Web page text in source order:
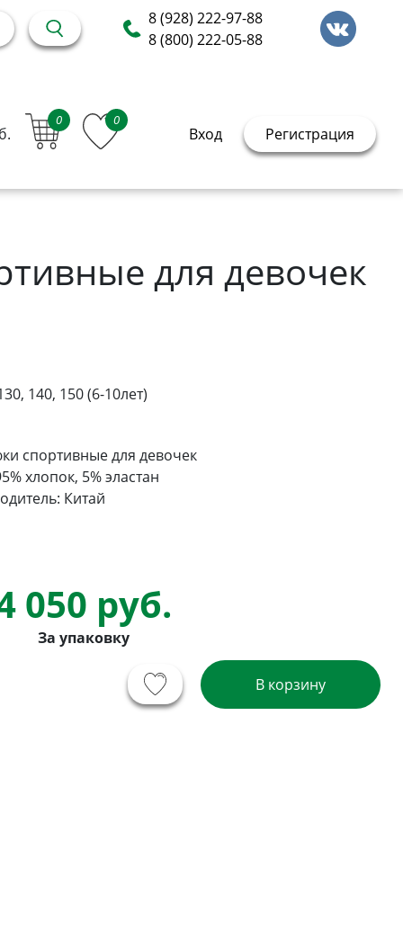
8 (928) 222-97-88
8 (800) 222-05-88
0 0
Вход Регистрация
для девочек
140, 150 (6-10лет)
спортивные для девочек
хлопок, 5% эластан
Китай
050 руб.
За упаковку
В корзину